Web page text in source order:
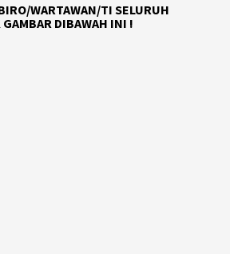
WARTAWAN/TI SELURUH
DIBAWAH INI !